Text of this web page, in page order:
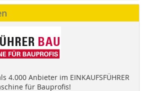
4.000 Anbieter im EINKAUFSFÜHRER
für Bauprofis!